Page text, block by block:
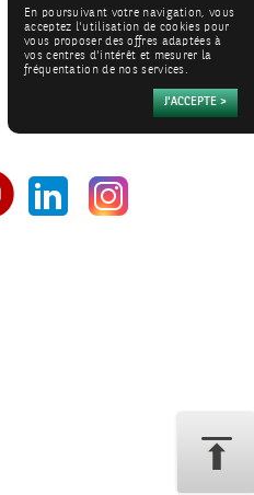
En poursuivant votre navigation, vous
acceptez l'utilisation de cookies pour
vous proposer des offres adaptées à
vos centres d'intérêt et mesurer la
fréquentation de nos services.